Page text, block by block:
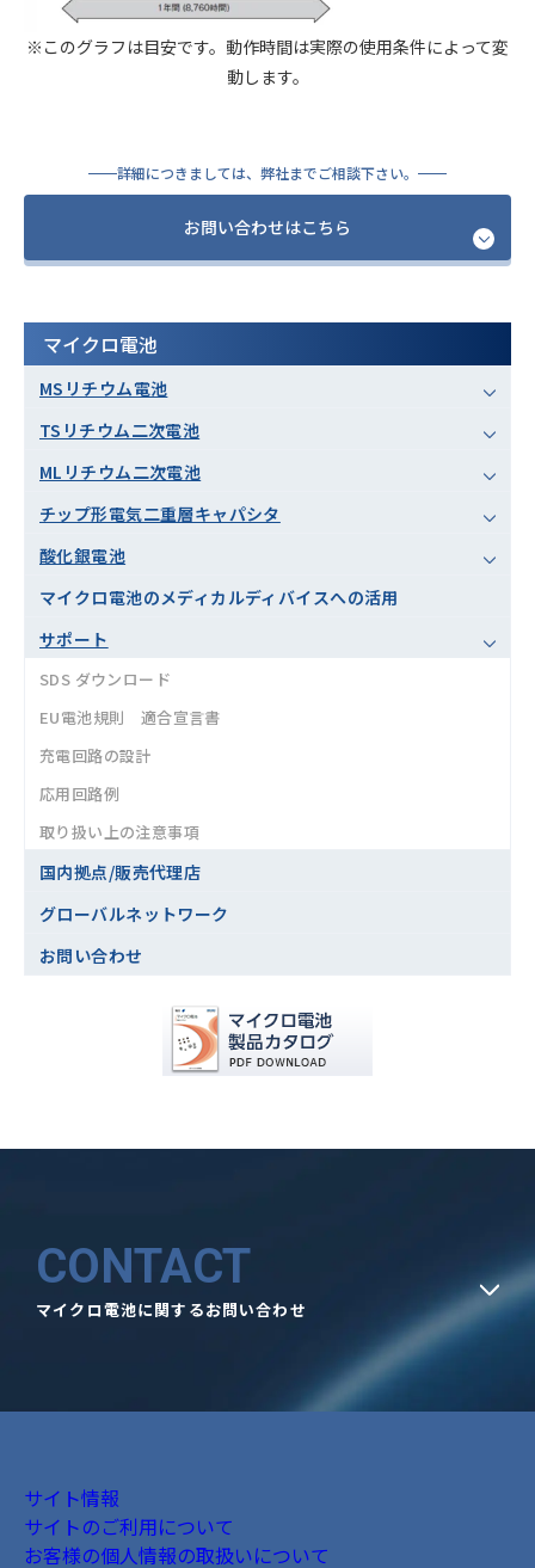
※このグラフは目安です。動作時間は実際の使用条件によって変
動します。
詳細につきましては、弊社までご相談下さい。
お問い合わせはこちら
マイクロ電池
MSリチウム電池
TSリチウム二次電池
MLリチウム二次電池
チップ形電気二重層キャパシタ
酸化銀電池
マイクロ電池のメディカルディバイスへの活用
サポート
SDS ダウンロード
EU電池規則 適合宣言書
充電回路の設計
応用回路例
取り扱い上の注意事項
国内拠点/販売代理店
グローバルネットワーク
お問い合わせ
CONTACT
マイクロ電池に関するお問い合わせ
サイト情報
サイトのご利用について
お客様の個人情報の取扱いについて